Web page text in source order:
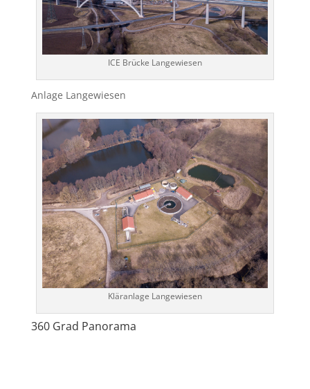
ICE Brücke Langewiesen
Anlage Langewiesen
Kläranlage Langewiesen
360 Grad Panorama